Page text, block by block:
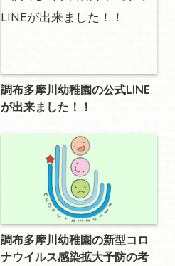
調布多摩川幼稚園の公式LINE
が出来ました！！
調布多摩川幼稚園の新型コロ
ナウイルス感染拡大予防の考